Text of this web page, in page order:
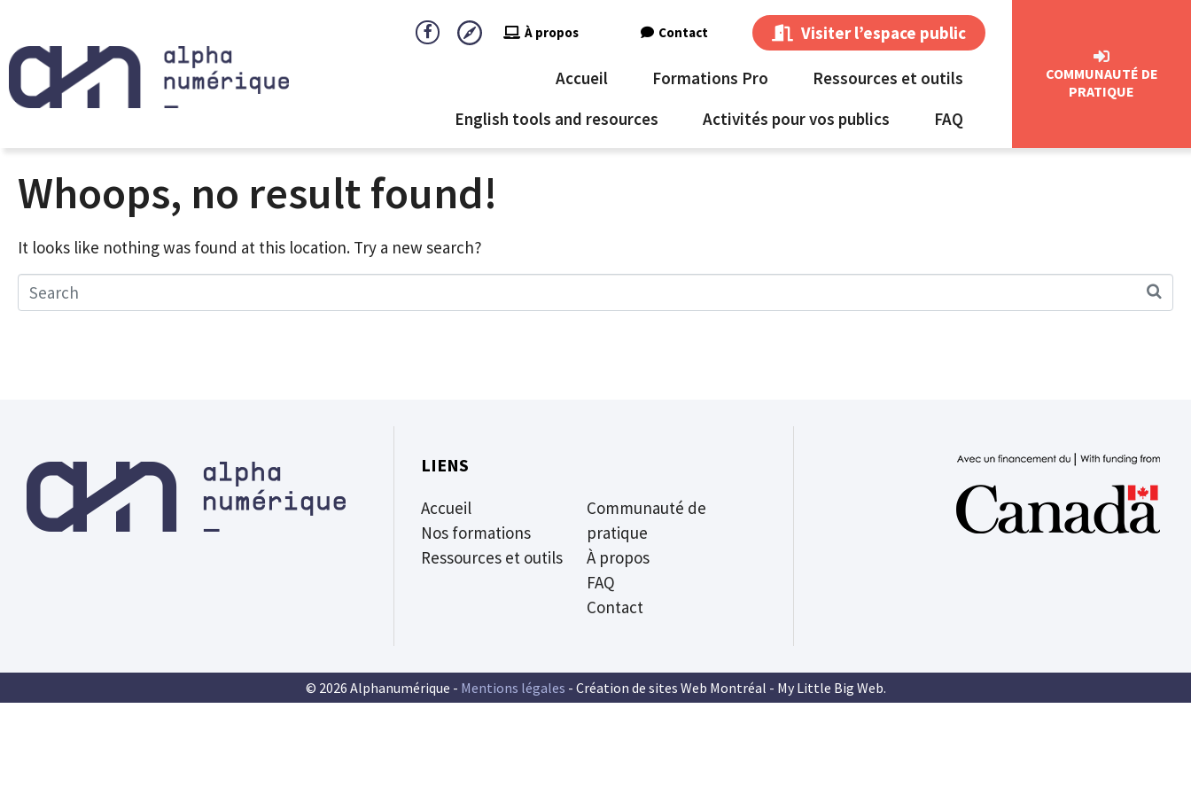
À propos Contact Visiter l’espace public
Accueil Formations Pro
Ressources et outils
English tools and resources
Activités pour vos publics FAQ
COMMUNAUTÉ DE
PRATIQUE
Whoops, no result found!
It looks like nothing was found at this location. Try a new search?
LIENS
Accueil
Nos formations
Ressources et outils
Communauté de
pratique
À propos
FAQ
Contact
© 2026 Alphanumérique - Mentions légales - Création de sites Web Montréal - My Little Big Web.